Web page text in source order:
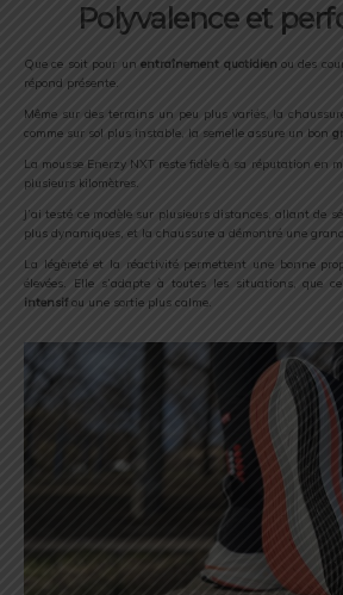
Polyvalence et
Que ce soit pour unentraînement quotidien ou des
répond présente.
Même sur des terrains un peu plus variés, la
comme sur sol plus instable, la semelle assure un bon
La mousse Enerzy NXT reste fidèle à sa réputation en
plusieurs kilomètres.
J’ai testé ce modèle sur plusieurs distances, allant de
plus dynamiques, et la chaussure a démontré une
La légèreté et la réactivité permettent une bonne
élevées. Elle s’adapte à toutes les situations, que
intensif ou une sortie plus calme.